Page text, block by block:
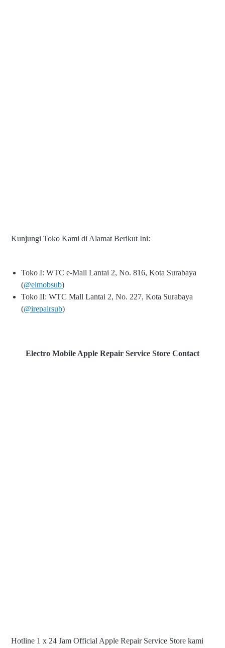
Kunjungi Toko Kami di Alamat Berikut Ini:
Toko I: WTC e-Mall Lantai 2, No. 816, Kota Surabaya
(@elmobsub)
Toko II: WTC Mall Lantai 2, No. 227, Kota Surabaya
(@irepairsub)
Electro Mobile Apple Repair Service Store Contact
Hotline 1 x 24 Jam Official Apple Repair Service Store kami